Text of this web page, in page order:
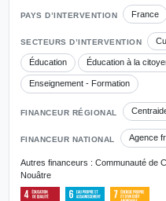
PAYS D’INTERVENTION France
SECTEURS D’INTERVENTION
Éducation Éducation à la
Enseignement - Formation
FINANCEUR RÉGIONAL
FINANCEUR NATIONAL Agence
Autres financeurs : Communauté de
Nouâtre